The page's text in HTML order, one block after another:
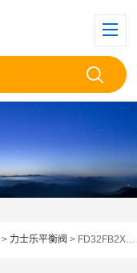
> 力士乐平衡阀 > FD32FB2X/400B06V-067Rexroth力士乐平衡阀FD32FB2X/400B06V-0